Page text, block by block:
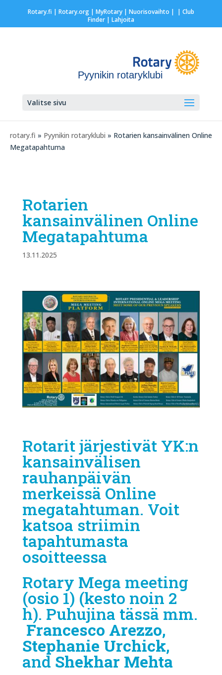
Rotary.fi | Rotary.org| MyRotary | Nuorisovaihto | | Club
Finder| Lahjoita
Pyynikin rotaryklubi
Valitse sivu
rotary.fi » Pyynikin rotaryklubi » Rotarien kansainvälinen Online
Megatapahtuma
Rotarien
kansainvälinen Online
Megatapahtuma
13.11.2025
Rotarit järjestivät YK:n
kansainvälisen
rauhanpäivän
merkeissä Online
megatahtuman. Voit
katsoa striimin
tapahtumasta
osoitteessa
Rotary Mega meeting
(osio 1) (kesto noin 2
h). Puhujina tässä mm.
Francesco Arezzo,
Stephanie Urchick,
and Shekhar Mehta